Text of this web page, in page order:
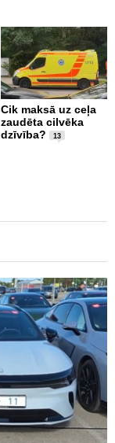
Cik maksā uz ceļa
zaudēta cilvēka
dzīvība?
13